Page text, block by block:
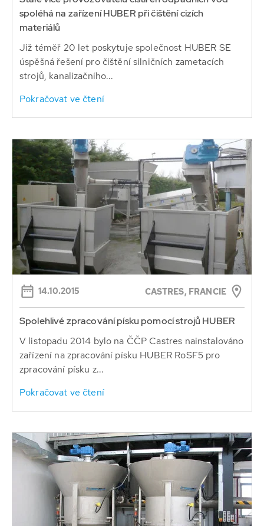
spoléhá na zařízení HUBER při čištění cizích
materiálů
Již téměř 20 let poskytuje společnost HUBER SE
úspěšná řešení pro čištění silničních zametacích
strojů, kanalizačního...
Pokračovat ve čtení
14.10.2015 CASTRES, FRANCIE
Spolehlivé zpracování písku pomocí strojů HUBER
V listopadu 2014 bylo na ČČP Castres nainstalováno
zařízení na zpracování písku HUBER RoSF5 pro
zpracování písku z...
Pokračovat ve čtení